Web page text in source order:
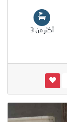
أكثر من 3